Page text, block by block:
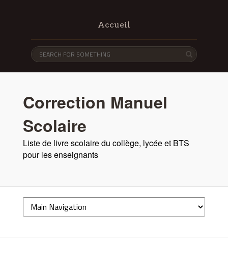
Accueil
Correction Manuel
Scolaire
Liste de livre scolaire du collège, lycée et BTS
pour les enseignants